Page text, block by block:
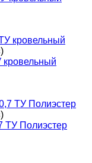
ТУ Полиэстер